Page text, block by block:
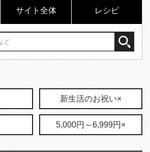
サイト全体 レシピ
新生活のお祝い×
5,000円～6,999円×